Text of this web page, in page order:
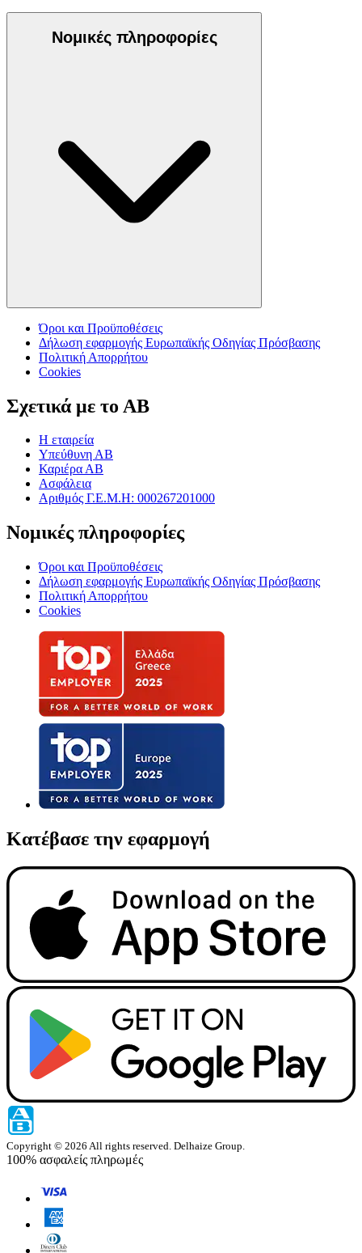
Νομικές πληροφορίες
Όροι και Προϋποθέσεις
Δήλωση εφαρμογής Ευρωπαϊκής Οδηγίας Πρόσβασης
Πολιτική Απορρήτου
Cookies
Σχετικά με το ΑΒ
Η εταιρεία
Υπεύθυνη ΑΒ
Καριέρα ΑΒ
Ασφάλεια
Αριθμός Γ.Ε.Μ.Η: 000267201000
Νομικές πληροφορίες
Όροι και Προϋποθέσεις
Δήλωση εφαρμογής Ευρωπαϊκής Οδηγίας Πρόσβασης
Πολιτική Απορρήτου
Cookies
Κατέβασε την εφαρμογή
Copyright © 2026 All rights reserved. Delhaize Group.
100% ασφαλείς πληρωμές